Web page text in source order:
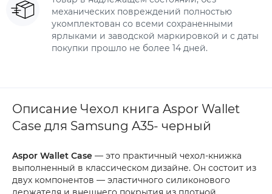
механических повреждений полностью
укомплектован со всеми сохраненными
ярлыками и заводской маркировкой и с даты
покупки прошло не более 14 дней.
Описание Чехол книга Aspor Wallet
Case для Samsung A35- черный
Aspor Wallet Case — это практичный чехол-книжка
выполненный в классическом дизайне. Он состоит из
двух компонентов — эластичного силиконового